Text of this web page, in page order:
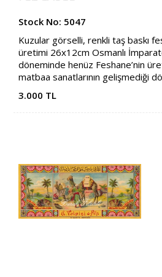
Stock No: 5047
Kuzular görselli, renkli taş baskı
üretimi 26x12cm Osmanlı
döneminde henüz Feshane’nin
matbaa sanatlarının gelişmediği
3.000 TL